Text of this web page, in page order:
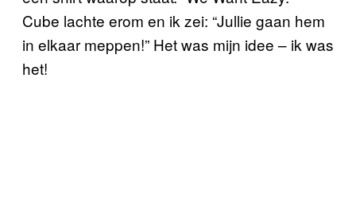
Cube lachte erom en ik zei: “Jullie gaan hem
in elkaar meppen!” Het was mijn idee – ik was
het!